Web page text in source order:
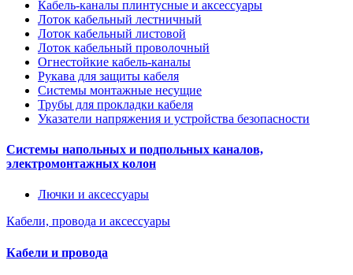
Кабель-каналы плинтусные и аксессуары
Лоток кабельный лестничный
Лоток кабельный листовой
Лоток кабельный проволочный
Огнестойкие кабель-каналы
Рукава для защиты кабеля
Системы монтажные несущие
Трубы для прокладки кабеля
Указатели напряжения и устройства безопасности
Системы напольных и подпольных каналов,
электромонтажных колон
Лючки и аксессуары
Кабели, провода и аксессуары
Кабели и провода